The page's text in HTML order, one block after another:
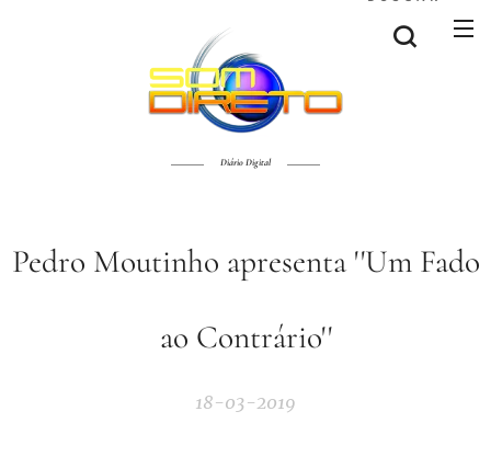
Diário Digital
Pedro Moutinho apresenta ''Um Fado
ao Contrário''
18-03-2019